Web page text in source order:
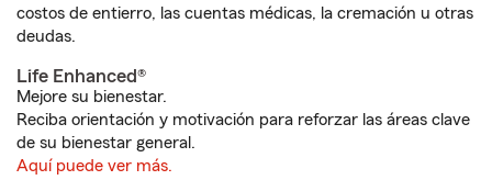
costos de entierro, las cuentas médicas, la cremación u otras
deudas.
Life Enhanced®
Mejore su bienestar.
Reciba orientación y motivación para reforzar las áreas clave
de su bienestar general.
Aquí puede ver más.